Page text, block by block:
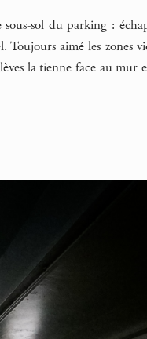
sous-sol du parking :
aimé les zones
la tienne face au